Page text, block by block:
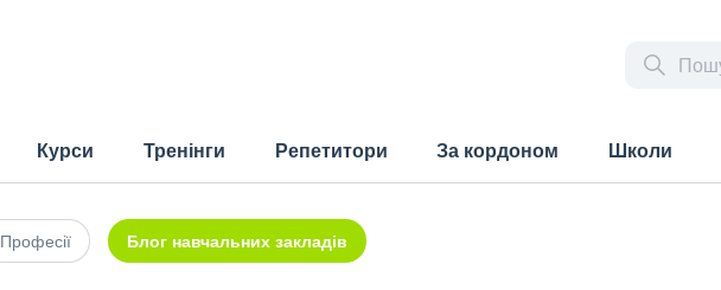
Курси Тренінги Репетитори За кордоном Школи
Професії Блог навчальних закладів